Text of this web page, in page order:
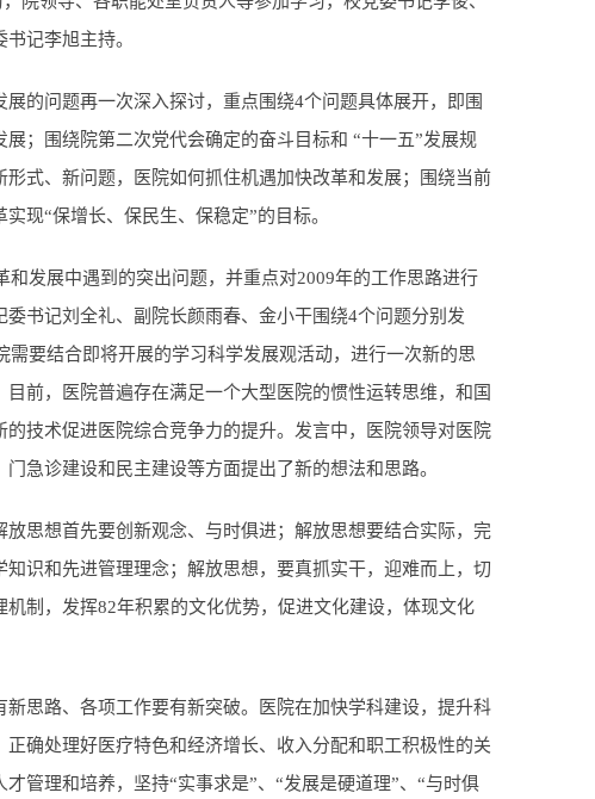
记李旭主持。
的问题再一次深入探讨，重点围绕4个问题具体展开，即围
；围绕院第二次党代会确定的奋斗目标和 “十一五”发展规
式、新问题，医院如何抓住机遇加快改革和发展；围绕当前
现“保增长、保民生、保稳定”的目标。
发展中遇到的突出问题，并重点对2009年的工作思路进行
书记刘全礼、副院长颜雨春、金小干围绕4个问题分别发
要结合即将开展的学习科学发展观活动，进行一次新的思
前，医院普遍存在满足一个大型医院的惯性运转思维，和国
技术促进医院综合竞争力的提升。发言中，医院领导对医院
急诊建设和民主建设等方面提出了新的想法和思路。
思想首先要创新观念、与时俱进；解放思想要结合实际，完
识和先进管理理念；解放思想，要真抓实干，迎难而上，切
制，发挥82年积累的文化优势，促进文化建设，体现文化
思路、各项工作要有新突破。医院在加快学科建设，提升科
确处理好医疗特色和经济增长、收入分配和职工积极性的关
管理和培养，坚持“实事求是”、“发展是硬道理”、“与时俱